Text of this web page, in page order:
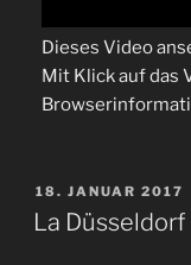
Dieses Video
Mit Klick auf das
VERÖFFENTLICHT
AM
18. JANUAR 2017
La